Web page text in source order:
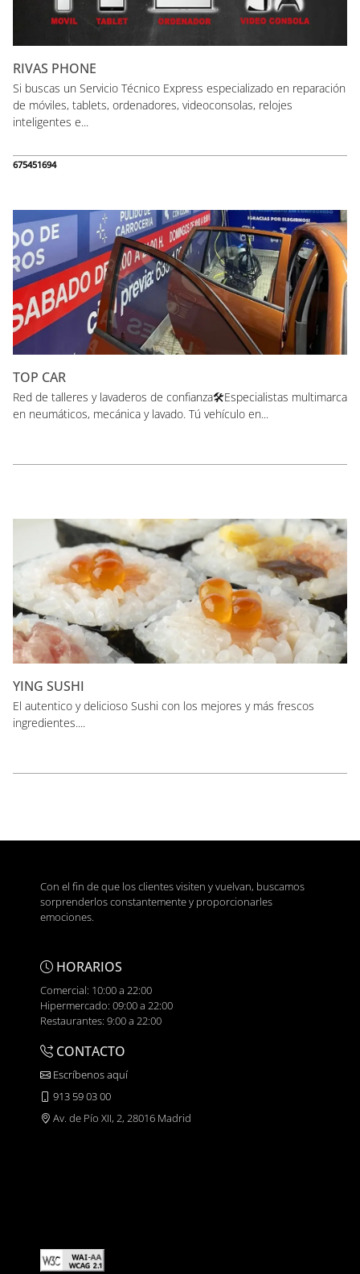
RIVAS PHONE
Si buscas un Servicio Técnico Express especializado en reparación
de móviles, tablets, ordenadores, videoconsolas, relojes
inteligentes e...
675451694
TOP CAR
Red de talleres y lavaderos de confianza🛠️Especialistas multimarca
en neumáticos, mecánica y lavado. Tú vehículo en...
YING SUSHI
El autentico y delicioso Sushi con los mejores y más frescos
ingredientes....
Con el fin de que los clientes visiten y vuelvan, buscamos
sorprenderlos constantemente y proporcionarles
emociones.
HORARIOS
Comercial: 10:00 a 22:00
Hipermercado: 09:00 a 22:00
Restaurantes: 9:00 a 22:00
CONTACTO
Escríbenos aquí
913 59 03 00
Av. de Pío XII, 2, 28016 Madrid